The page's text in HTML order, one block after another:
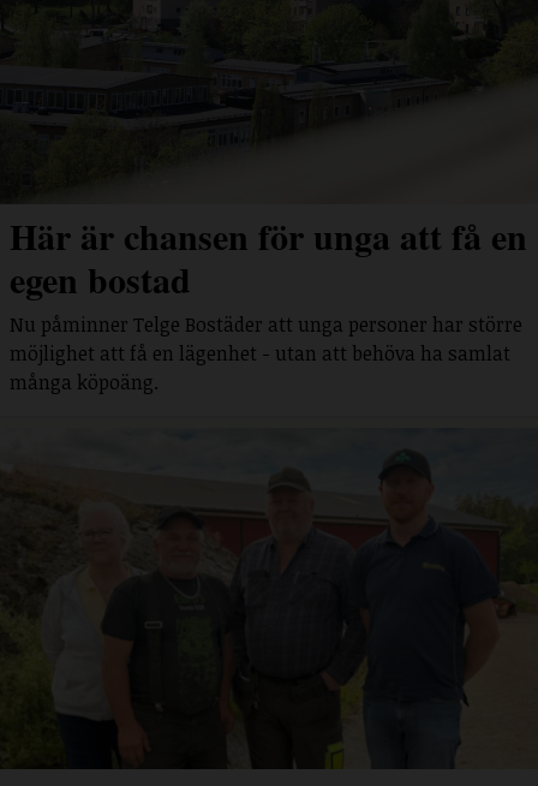
Här är chansen för unga att få en
egen bostad
Nu påminner Telge Bostäder att unga personer har större
möjlighet att få en lägenhet - utan att behöva ha samlat
många köpoäng.